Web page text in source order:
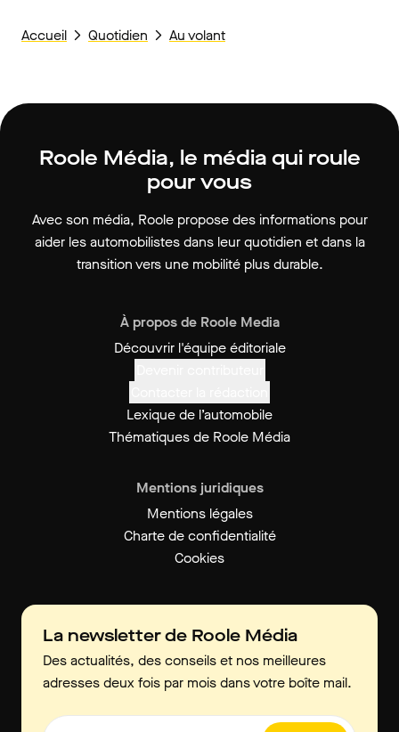
Accueil Quotidien Au volant
Roole Média, le média qui roule
pour vous
Avec son média, Roole propose des informations pour
aider les automobilistes dans leur quotidien et dans la
transition vers une mobilité plus durable.
À propos de Roole Media
Découvrir l'équipe éditoriale
Lexique de l’automobile
Thématiques de Roole Média
Mentions juridiques
Mentions légales
Charte de confidentialité
Cookies
La newsletter de Roole Média
Des actualités, des conseils et nos meilleures
adresses deux fois par mois dans votre boîte mail.